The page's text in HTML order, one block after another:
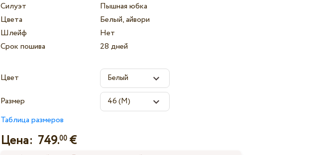
Силуэт
Пышная юбка
Цвета
Белый, айвори
Шлейф
Нет
Срок пошива
28 дней
Цвет
Размер
Таблица размеров
Цена: 749.00 €